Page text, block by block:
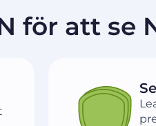
för att se